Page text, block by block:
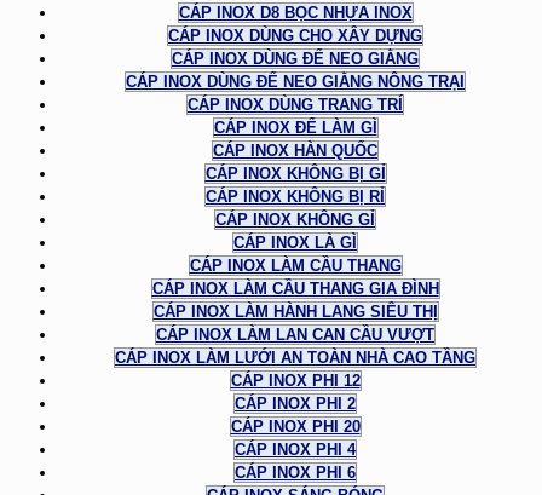
CÁP INOX D8 BỌC NHỰA INOX
CÁP INOX DÙNG CHO XÂY DỰNG
CÁP INOX DÙNG ĐỂ NEO GIẰNG
CÁP INOX DÙNG ĐỂ NEO GIẰNG NÔNG TRẠI
CÁP INOX DÙNG TRANG TRÍ
CÁP INOX ĐỂ LÀM GÌ
CÁP INOX HÀN QUỐC
CÁP INOX KHÔNG BỊ GỈ
CÁP INOX KHÔNG BỊ RỈ
CÁP INOX KHÔNG GỈ
CÁP INOX LÀ GÌ
CÁP INOX LÀM CẦU THANG
CÁP INOX LÀM CẦU THANG GIA ĐÌNH
CÁP INOX LÀM HÀNH LANG SIÊU THỊ
CÁP INOX LÀM LAN CAN CẦU VƯỢT
CÁP INOX LÀM LƯỚI AN TOÀN NHÀ CAO TẦNG
CÁP INOX PHI 12
CÁP INOX PHI 2
CÁP INOX PHI 20
CÁP INOX PHI 4
CÁP INOX PHI 6